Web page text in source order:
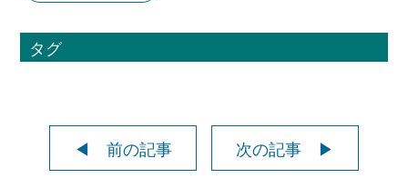
タグ
◀ 前の記事 次の記事 ▶